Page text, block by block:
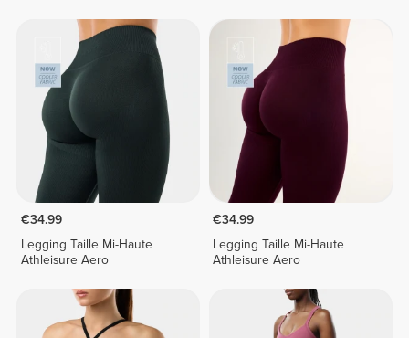
€34.99
Legging Taille Mi-Haute
Athleisure Aero
€34.99
Legging Taille Mi-Haute
Athleisure Aero